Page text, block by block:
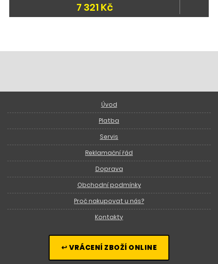
7 321 Kč
Úvod
Platba
Servis
Reklamační řád
Doprava
Obchodní podmínky
Proč nakupovat u nás?
Kontakty
↩ VRÁCENÍ ZBOŽÍ ONLINE